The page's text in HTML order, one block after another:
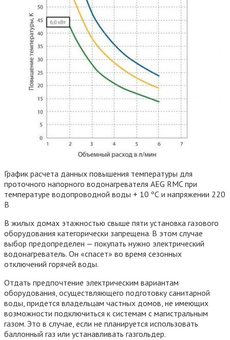
График расчета данных повышения температуры для
проточного напорного водонагревателя AEG RMC при
температуре водопроводной воды + 10 ºС и напряжении 220
В
В жилых домах этажностью свыше пяти установка газового
оборудования категорически запрещена. В этом случае
выбор предопределен — покупать нужно электрический
водонагреватель. Он «спасет» во время сезонных
отключений горячей воды.
Отдать предпочтение электрическим вариантам
оборудования, осуществляющего подготовку санитарной
воды, придется владельцам частных домов, не имеющих
возможности подключиться к системам с магистральным
газом. Это в случае, если не планируется использовать
баллонный газ или устанавливать газгольдер.